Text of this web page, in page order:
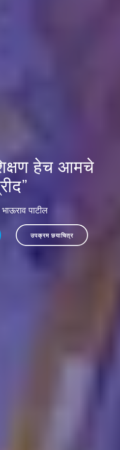
हेच आमचे
पाटील
उपक्रम छयाचित्र